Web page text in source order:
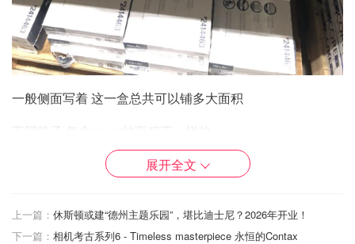
一般侧面写着 这一盒总共可以铺多大面积
不同牌子 每盒cover的面积不一样的
算需要多少盒的时候 要把损耗也加进去
面积
展开全文
上一篇： 休斯顿或建“德州主题乐园”，堪比迪士尼？2026年开业！
下一篇： 相机考古系列6 - Timeless masterpiece 永恒的Contax